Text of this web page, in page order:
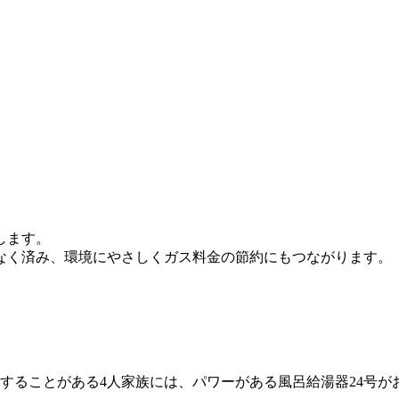
す。
済み、環境にやさしくガス料金の節約にもつながります。
ことがある4人家族には、パワーがある風呂給湯器24号が